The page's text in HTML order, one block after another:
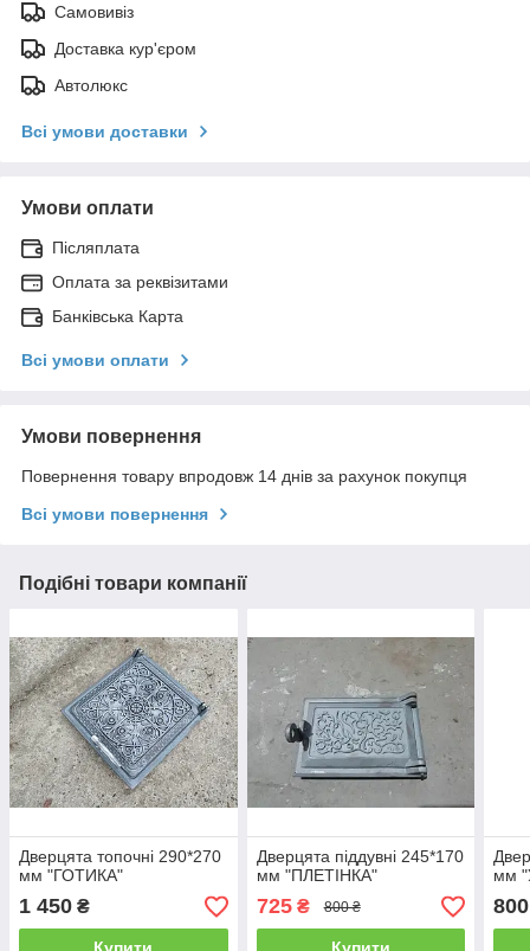
Самовивіз
Доставка кур'єром
Автолюкс
Всі умови доставки
Умови оплати
Післяплата
Оплата за реквізитами
Банківська Карта
Всі умови оплати
Умови повернення
Повернення товару впродовж 14 днів за рахунок покупця
Всі умови повернення
Подібні товари компанії
Дверцята топочні 290*270
мм "ГОТИКА"
1 450 ₴
Дверцята піддувні 245*170
мм "ПЛЕТІНКА"
725₴ 800 ₴
мм
800